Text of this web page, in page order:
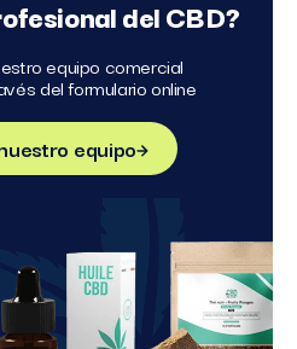
del CBD?
equipo comercial
del formulario online
equipo